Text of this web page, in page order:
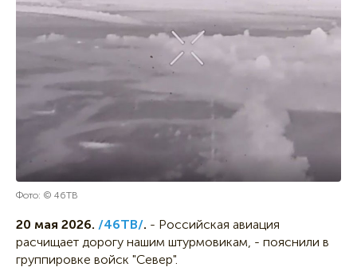
Фото: © 46ТВ
20 мая 2026. /46ТВ/. - Российская авиация
расчищает дорогу нашим штурмовикам, - пояснили в
группировке войск "Север".